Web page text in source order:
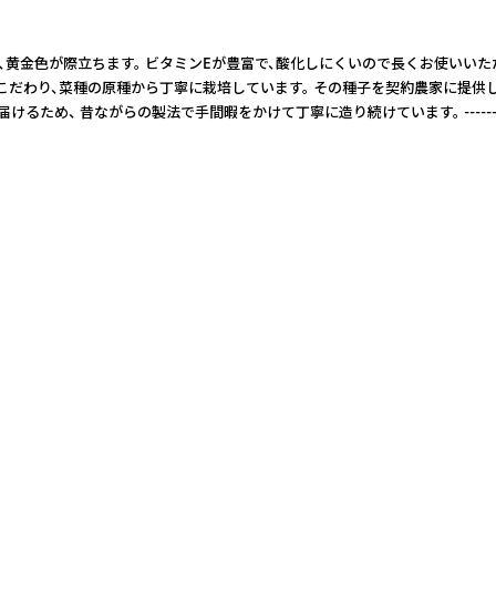
際立ちます。 ビタミンEが豊富で、酸化しにくいので長くお使
、菜種の原種から丁寧に栽培しています。 その種子を契約農家に
けるため、 昔ながらの製法で手間暇をかけて丁寧に造り続けて